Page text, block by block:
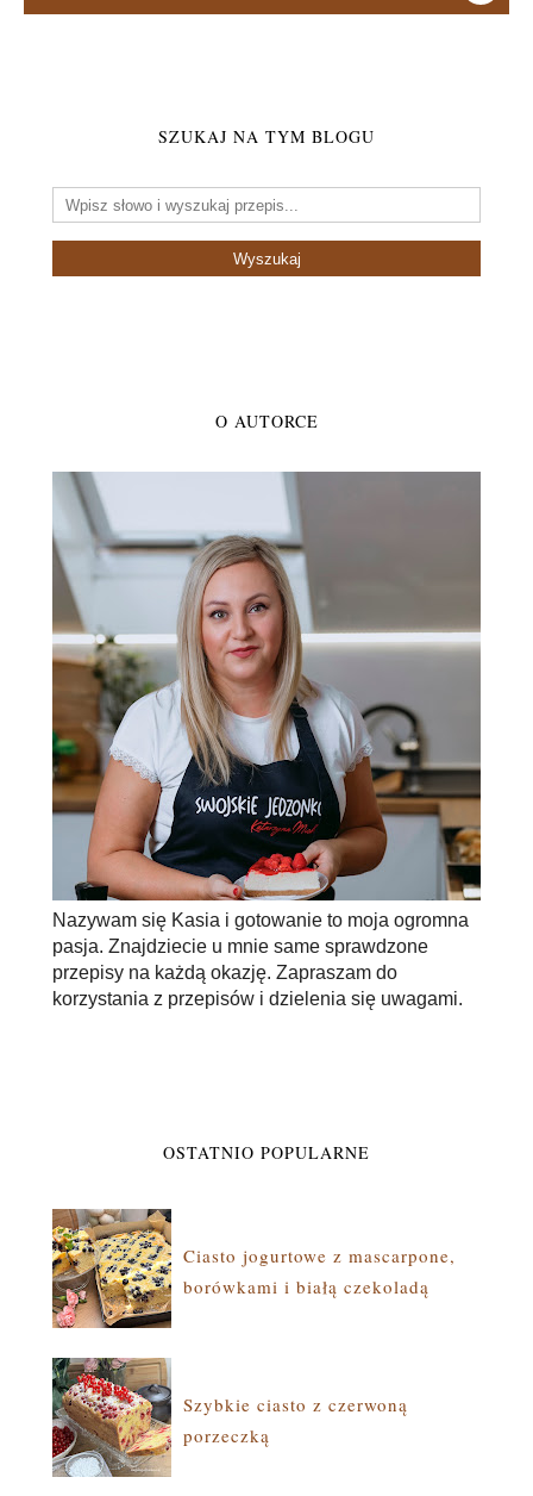
SZUKAJ NA TYM BLOGU
O AUTORCE
Nazywam się Kasia i gotowanie to moja ogromna
pasja. Znajdziecie u mnie same sprawdzone
przepisy na każdą okazję. Zapraszam do
korzystania z przepisów i dzielenia się uwagami.
OSTATNIO POPULARNE
Ciasto jogurtowe z mascarpone,
borówkami i białą czekoladą
Szybkie ciasto z czerwoną
porzeczką